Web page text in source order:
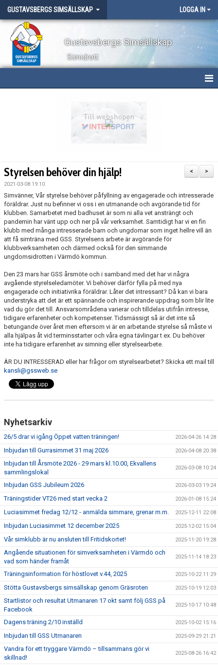
GUSTAVSBERGS SIMSÄLLSKAP LOGGA IN
Gustavsbergs Simsällskap
Simidrott
LÄGER
WEBBSHOP
TRÄNINGSAVGIFTER
>
<
Styrelsen behöver din hjälp!
2021-03-08 19:10
Simvänner, Vår styrelse behöver påfyllning av engagerade och intresserade
föräldrar. Just nu befinner vi oss i en utmanande och avgörande tid för
klubben. Samarbetet med badhuset är som ni alla vet ansträngt och
pandemin har vänt upp och ner på vår verksamhet. Samtidigt har vi en fin
klubb med många intresserade barn och ungdomar som inget hellre vill än
att få simträna med GSS. Styrelsens arbete är avgörande för
klubbverksamheten och därmed också för den simmande
ungdomsidrotten i Värmdö kommun.
Den 23 mars har GSS årsmöte och i samband med det har vi några
avgående styrelseledamöter. Vi behöver därför fylla på med nya
engagerade och initiativrika föräldrar. Låter det intressant? Då kan vi bara
understryka att det är ett spännande och inspirerande uppdrag som blir lite
vad du gör det till. Ansvarsområdena varierar och tilldelas utifrån intresse,
tidigare erfarenheter och kompetenser. Tidsmässigt så är det inte så
betungande över året men eftersom vi är en arbetande styrelse så måste vi
alla hjälpas åt vid terminsstarter och våra egna tävlingar t ex. Du behöver
inte ha tidigare erfarenhet av simning eller styrelsearbete.
ÄR DU INTRESSERAD eller har frågor om styrelsearbetet? Skicka ett mail till
kansli@gssweb.se
Nyhetsarkiv
26/5 drar vi igång Öppet vatten träningen! 2026-04-26 14:28
Inbjudan till Gurrasimmet 31 maj 2026 2026-04-08 20:38
Inbjudan till Årsmöte 2026 - 29 mars kl.10.00, Ekvallens
sammlingslokal
2026-03-08 10:24
Inbjudan GSS Jubileum 2026 2026-03-03 19:24
Träningstider VT26 med start vecka 2 2026-01-08 15:24
Luciasimmet fredag 12/12 - anmälda simmare, grenar m.m. 2025-12-11 22:08
Inbjudan Luciasimmet 12 december 2025 2025-12-02 15:04
Vår simklubb är nu ansluten till Fritidskortet! 2025-11-20 19:28
Angående situationen för simverksamheten i Värmdö och
vad som händer framåt
2025-11-14 18:23
Träningsinformation för höstlovet v.44, 2025 2025-10-22 11:29
Stötta Gustavsbergs simsällskap genom Gräsroten 2025-10-19 12:03
Startlistor och resultat Utmanaren 17 okt samt följ GSS på
Facebook
2025-10-17 10:48
Dagens träning 2/10 inställd 2025-10-02 15:16
Inbjudan till GSS Utmanaren 2025-09-29 21:21
Vandra för ett tryggare Värmdö – tillsammans gör vi
skillnad!
2025-08-26 16:42